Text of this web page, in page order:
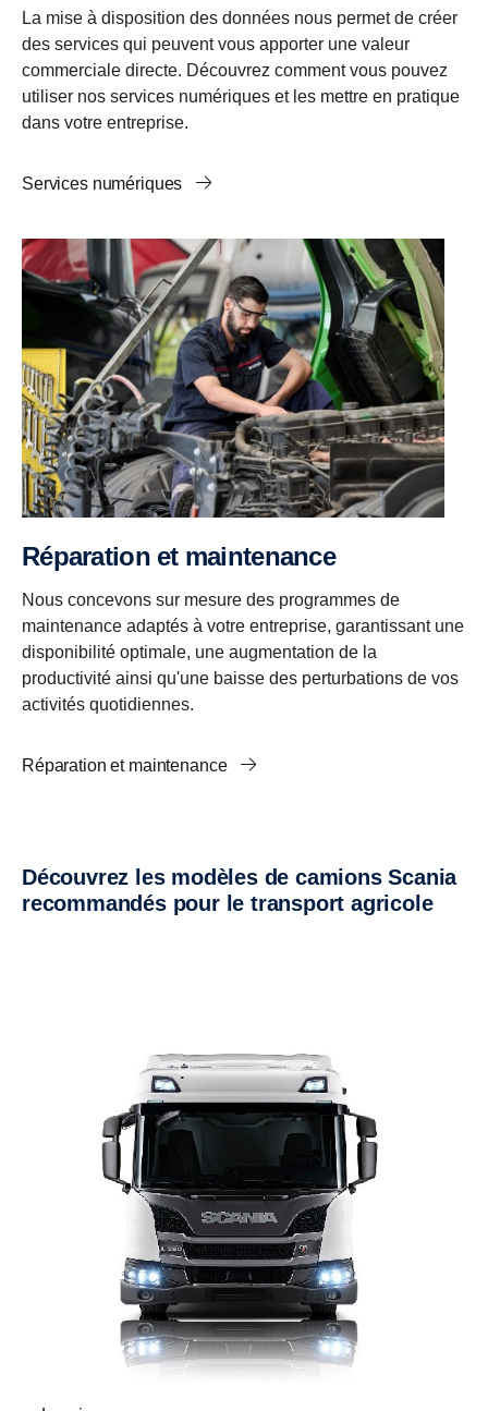
La mise à disposition des données nous permet de créer
des services qui peuvent vous apporter une valeur
commerciale directe. Découvrez comment vous pouvez
utiliser nos services numériques et les mettre en pratique
dans votre entreprise.
Services numériques
Réparation et maintenance
Nous concevons sur mesure des programmes de
maintenance adaptés à votre entreprise, garantissant une
disponibilité optimale, une augmentation de la
productivité ainsi qu'une baisse des perturbations de vos
activités quotidiennes.
Réparation et maintenance
Découvrez les modèles de camions Scania
recommandés pour le transport agricole